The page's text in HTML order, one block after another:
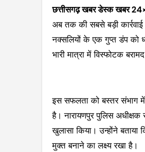
छत्तीसगढ़ खबर डेस्क खबर
अब तक की सबसे बड़ी
नक्सलियों के एक गुप्त डंप को
भारी मात्रा में विस्फोटक
इस सफलता को बस्तर संभाग में
है। नारायणपुर पुलिस
खुलासा किया। उन्होंने
मुक्त बनाने का लक्ष्य रखा है।